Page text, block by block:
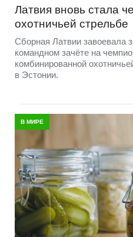
Латвия вновь стала
охотничьей стрельбе
Сборная Латвии завоевала
командном зачёте на
комбинированной
в Эстонии.
В МИРЕ